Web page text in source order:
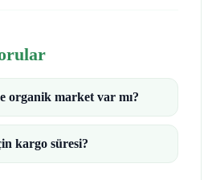
organik market var mı?
kargo süresi?